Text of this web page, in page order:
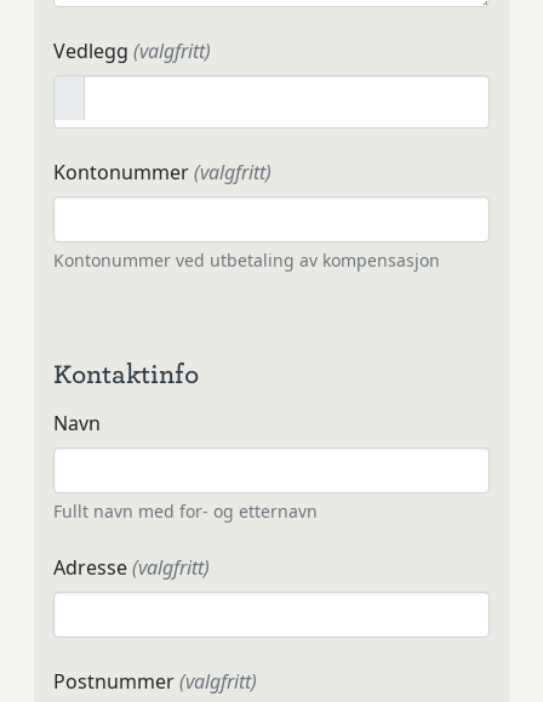
Vedlegg (valgfritt)
Kontonummer(valgfritt)
Kontonummer ved utbetaling av kompensasjon
Kontaktinfo
Navn
Fullt navn med for- og etternavn
Adresse(valgfritt)
Postnummer(valgfritt)